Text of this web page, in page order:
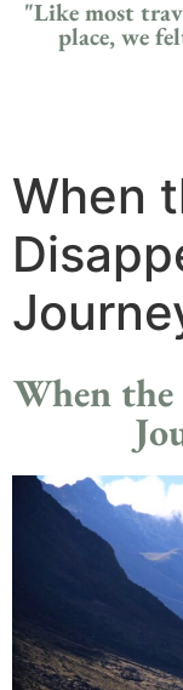
"Like most
place, we
When
When the